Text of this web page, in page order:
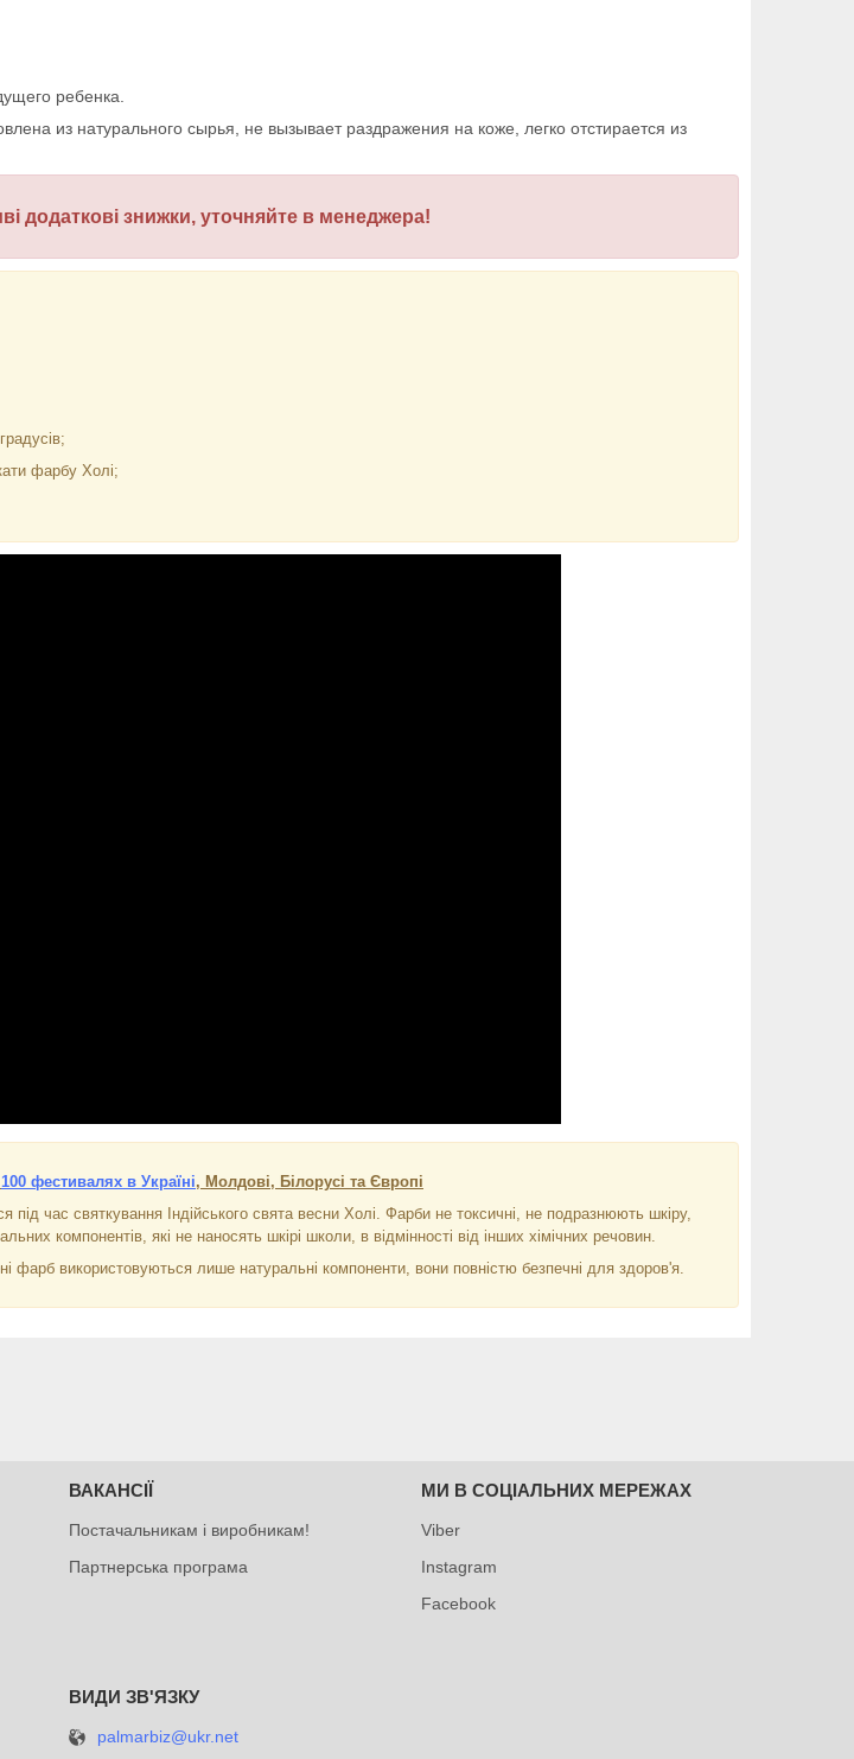
ребенка.
из натурального сырья, не вызывает раздражения на коже, легко отстирается из
додаткові знижки, уточняйте в менеджера!
фарбу Холі;
100 фестивалях в Україні, Молдові, Білорусі та Європі
під час святкування Індійського свята весни Холі. Фарби не токсичні, не подразнюють шкіру,
компонентів, які не наносять шкірі школи, в відмінності від інших хімічних речовин.
фарб використовуються лише натуральні компоненти, вони повністю безпечні для здоров'я.
ВАКАНСІЇ
Постачальникам і виробникам!
Партнерська програма
МИ В СОЦІАЛЬНИХ МЕРЕЖАХ
Viber
Instagram
Facebook
palmarbiz@ukr.net